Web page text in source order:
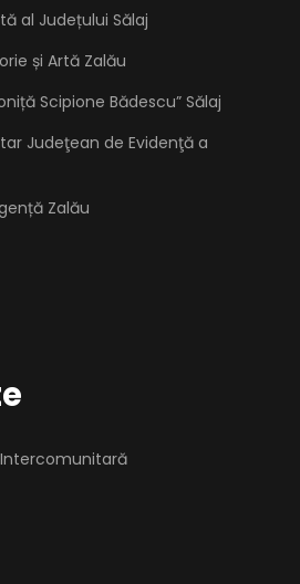
al Județului Sălaj
și Artă Zalău
Scipione Bădescu” Sălaj
Judeţean de Evidenţă a
Zalău